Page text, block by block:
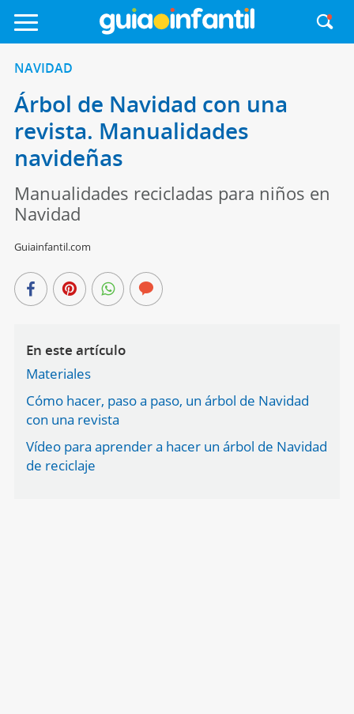
NAVIDAD
Árbol de Navidad con una
revista. Manualidades
navideñas
Manualidades recicladas para niños en
Navidad
Guiainfantil.com
En este artículo
Materiales
Cómo hacer, paso a paso, un árbol de Navidad
con una revista
Vídeo para aprender a hacer un árbol de Navidad
de reciclaje